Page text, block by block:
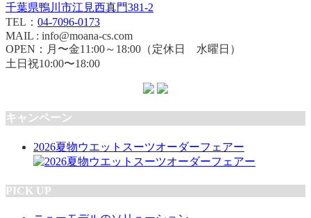
千葉県鴨川市江見西真門381-2
TEL： 04-7096-0173
MAIL : info@moana-cs.com
OPEN：月〜金11:00～18:00（定休日 水曜日）
土日祝10:00〜18:00
キャンペーン
2026夏物ウエットスーツオーダーフェアー
PICK UP